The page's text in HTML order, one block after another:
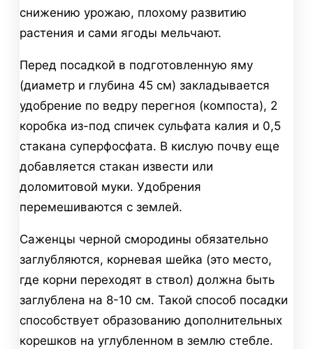
снижению урожаю, плохому развитию
растения и сами ягоды мельчают.
Перед посадкой в подготовленную яму
(диаметр и глубина 45 см) закладывается
удобрение по ведру перегноя (компоста), 2
коробка из-под спичек сульфата калия и 0,5
стакана суперфосфата. В кислую почву еще
добавляется стакан извести или
доломитовой муки. Удобрения
перемешиваются с землей.
Саженцы черной смородины обязательно
заглубляются, корневая шейка (это место,
где корни переходят в ствол) должна быть
заглублена на 8-10 см. Такой способ посадки
способствует образованию дополнительных
корешков на углубленном в землю стебле.